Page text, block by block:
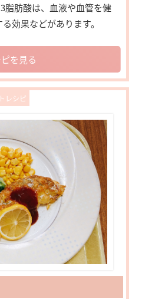
脂肪酸は、血液や血管を健
効果などがあります。
を見る
レシピ